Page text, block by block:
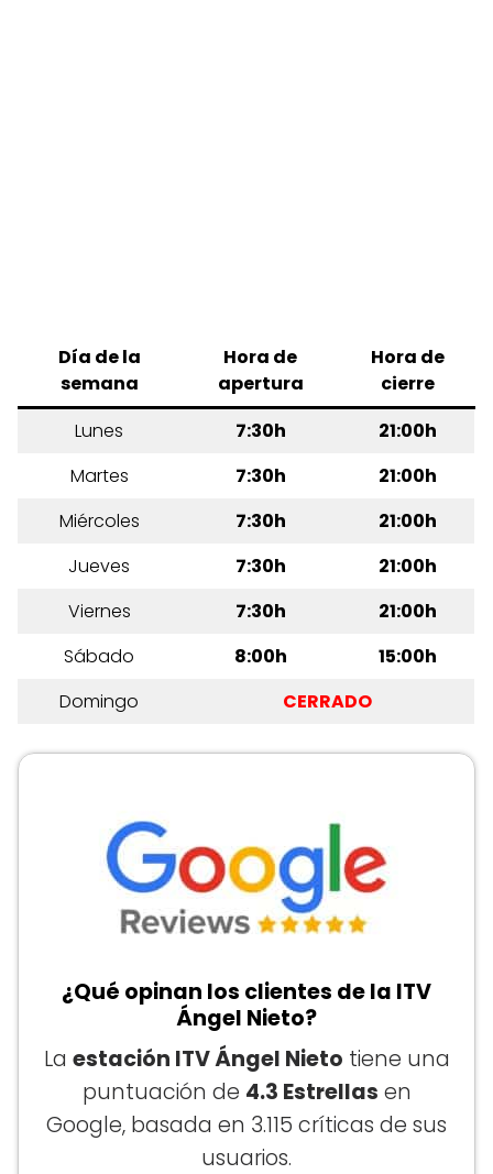
Día de la
semana
Hora de
apertura
Hora de
cierre
Lunes
7:30h
21:00h
Martes
7:30h
21:00h
Miércoles
7:30h
21:00h
Jueves
7:30h
21:00h
Viernes
7:30h
21:00h
Sábado
8:00h
15:00h
Domingo
CERRADO
¿Qué opinan los clientes de la ITV
Ángel Nieto?
La estación ITV Ángel Nieto tiene una
puntuación de 4.3 Estrellas en
Google, basada en 3.115 críticas de sus
usuarios.